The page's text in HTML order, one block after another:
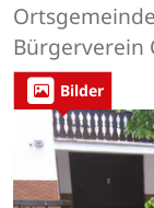
Bürgerverein
Bilder